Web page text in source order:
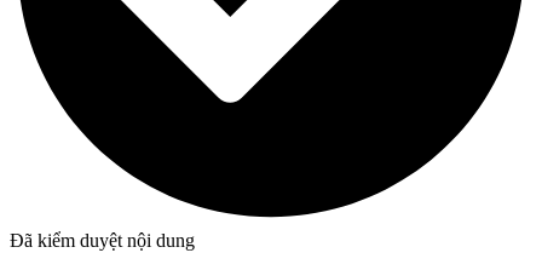
Đã kiểm duyệt nội dung